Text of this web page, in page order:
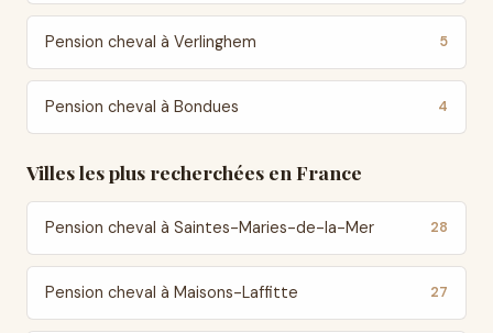
Pension cheval à Verlinghem 5
Pension cheval à Bondues 4
Villes les plus recherchées en France
Pension cheval à Saintes-Maries-de-la-Mer 28
Pension cheval à Maisons-Laffitte 27